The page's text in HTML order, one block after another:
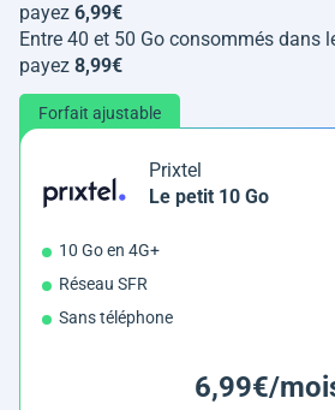
payez 6,99€
Entre 40 et 50 Go consommés dans
payez 8,99€
Forfait ajustable
Prixtel
Le petit 10 Go
10 Go en 4G+
Réseau SFR
Sans téléphone
6,99€/